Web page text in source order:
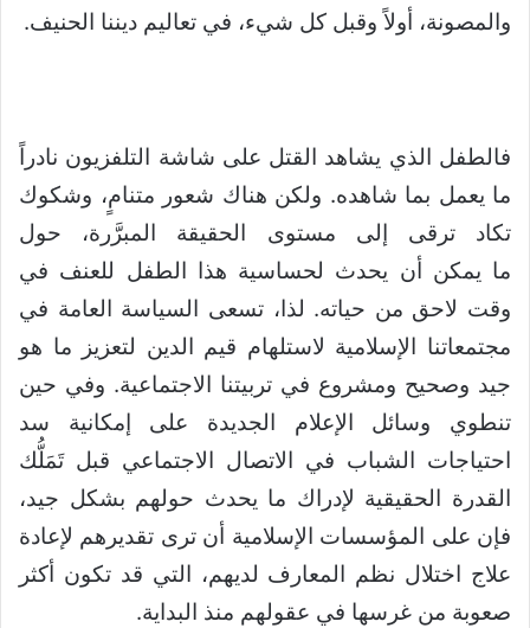
والمصونة، أولاً وقبل كل شيء، في تعاليم ديننا الحنيف.
فالطفل الذي يشاهد القتل على شاشة التلفزيون نادراً
ما يعمل بما شاهده. ولكن هناك شعور متنامٍ، وشكوك
تكاد ترقى إلى مستوى الحقيقة المبرَّرة، حول
ما يمكن أن يحدث لحساسية هذا الطفل للعنف في
وقت لاحق من حياته. لذا، تسعى السياسة العامة في
مجتمعاتنا الإسلامية لاستلهام قيم الدين لتعزيز ما هو
جيد وصحيح ومشروع في تربيتنا الاجتماعية. وفي حين
تنطوي وسائل الإعلام الجديدة على إمكانية سد
احتياجات الشباب في الاتصال الاجتماعي قبل تَمَلُّك
القدرة الحقيقية لإدراك ما يحدث حولهم بشكل جيد،
فإن على المؤسسات الإسلامية أن ترى تقديرهم لإعادة
علاج اختلال نظم المعارف لديهم، التي قد تكون أكثر
صعوبة من غرسها في عقولهم منذ البداية.